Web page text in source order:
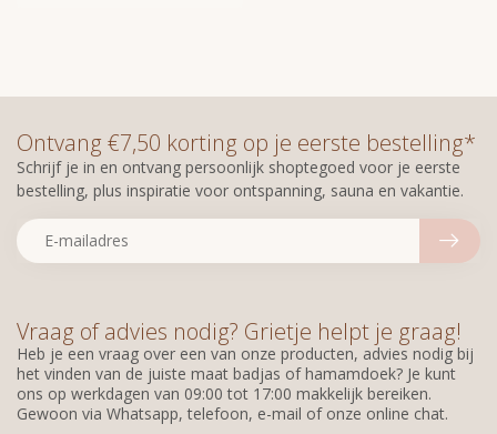
Vraag of advies nodig? Grietje helpt je graag!
Heb je een vraag over een van onze producten, advies nodig bij
het vinden van de juiste maat badjas of hamamdoek? Je kunt
ons op werkdagen van 09:00 tot 17:00 makkelijk bereiken.
Gewoon via Whatsapp, telefoon, e-mail of onze online chat.
Ontvang €7,50 korting op je eerste bestelling*
Schrijf je in en ontvang persoonlijk shoptegoed voor je eerste
bestelling, plus inspiratie voor ontspanning, sauna en vakantie.